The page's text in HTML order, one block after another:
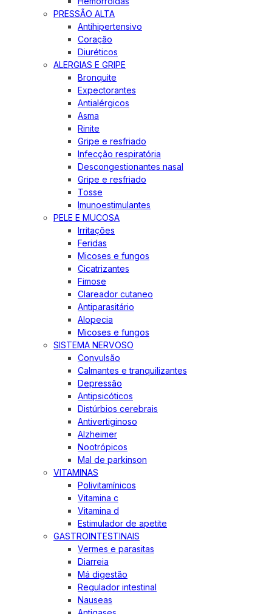
PRESSÃO ALTA
Antihipertensivo
Coração
Diuréticos
ALERGIAS E GRIPE
Bronquite
Expectorantes
Antialérgicos
Asma
Rinite
Gripe e resfriado
Infecção respiratória
Descongestionantes nasal
Gripe e resfriado
Tosse
Imunoestimulantes
PELE E MUCOSA
Irritações
Feridas
Micoses e fungos
Cicatrizantes
Fimose
Clareador cutaneo
Antiparasitário
Alopecia
Micoses e fungos
SISTEMA NERVOSO
Convulsão
Calmantes e tranquilizantes
Depressão
Antipsicóticos
Distúrbios cerebrais
Antivertiginoso
Alzheimer
Nootrópicos
Mal de parkinson
VITAMINAS
Polivitamínicos
Vitamina c
Vitamina d
Estimulador de apetite
GASTROINTESTINAIS
Vermes e parasitas
Diarreia
Má digestão
Regulador intestinal
Nauseas